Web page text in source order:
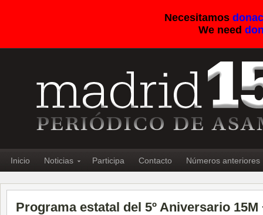
Necesitamos
We need
Inicio Noticias Participa Contacto Números anteriores
Programa estatal del 5º Aniversario